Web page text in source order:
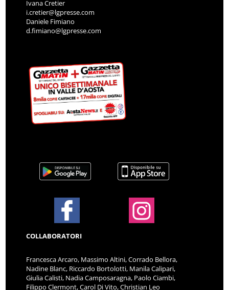
Ivana Cretier
i.cretier@lgpresse.com
Daniele Fimiano
d.fimiano@lgpresse.com
COLLABORATORI
Francesca Arcaro, Massimo Altini, Corrado Bellora,
Nadine Blanc, Riccardo Bortolotti, Manila Calipari,
Giulia Calisti, Nadia Camposaragna, Paolo Ciambi,
Filippo Clermont, Carol Di Vito, Christian Leo